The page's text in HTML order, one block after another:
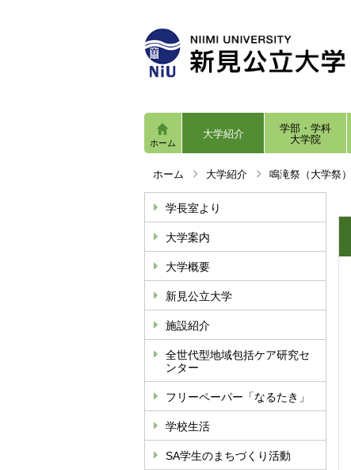
ホーム
大学紹介
学部・学科
大学院
ホーム 大学紹介 鳴滝祭（大学祭）
学長室より
大学案内
大学概要
新見公立大学
施設紹介
全世代型地域包括ケア研究セ
ンター
フリーペーパー「なるたき」
学校生活
SA学生のまちづくり活動